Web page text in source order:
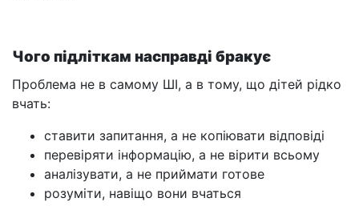
Чого підліткам насправді бракує
Проблема не в самому ШІ, а в тому, що дітей рідко
вчать:
ставити запитання, а не копіювати відповіді
перевіряти інформацію, а не вірити всьому
аналізувати, а не приймати готове
розуміти, навіщо вони вчаться